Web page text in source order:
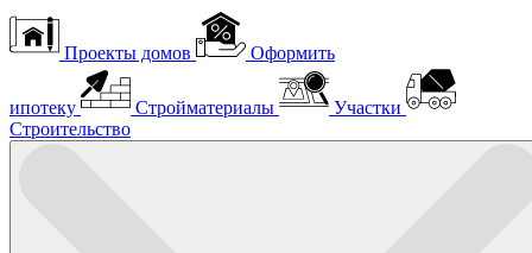
Проекты домов Оформить
ипотеку Стройматериалы
Участки
Строительство